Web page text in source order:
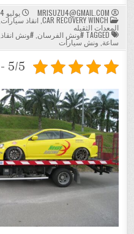
MRISUZU4@GMAIL.COM يوليو 4, 2026
POSTED
IN
CAR RECOVERY WINCH
,انقاذ سيارات
المعدات الثقيله
#ونش الفرسان ,#ونش انقاذ
ساعة ونش سيارات
5/5 - (9 أصوات)